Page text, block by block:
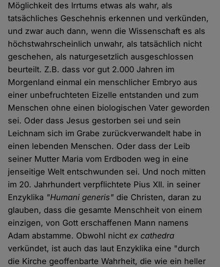
Möglichkeit des Irrtums etwas als wahr, als
tatsächliches Geschehnis erkennen und verkünden,
und zwar auch dann, wenn die Wissenschaft es als
höchstwahrscheinlich unwahr, als tatsächlich nicht
geschehen, als naturgesetzlich ausgeschlossen
beurteilt. Z.B. dass vor gut 2.000 Jahren im
Morgenland einmal ein menschlicher Embryo aus
einer unbefruchteten Eizelle entstanden und zum
Menschen ohne einen biologischen Vater geworden
sei. Oder dass Jesus gestorben sei und sein
Leichnam sich im Grabe zurückverwandelt habe in
einen lebenden Menschen. Oder dass der Leib
seiner Mutter Maria vom Erdboden weg in eine
jenseitige Welt entschwunden sei. Und noch mitten
im 20. Jahrhundert verpflichtete Pius XII. in seiner
Enzyklika "Humani generis" die Christen, daran zu
glauben, dass die gesamte Menschheit von einem
einzigen, von Gott erschaffenen Mann namens
Adam abstamme. Obwohl nichtex cathedra
verkündet, ist auch das laut Enzyklika eine "durch
die Kirche geoffenbarte Wahrheit, die wie ein heller